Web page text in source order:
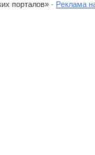
порталов» · Реклама